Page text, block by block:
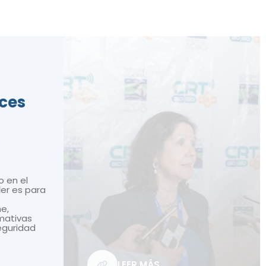
en el
es para